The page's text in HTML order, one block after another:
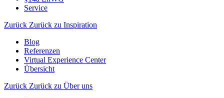
Service
Zurück Zurück zu Inspiration
Blog
Referenzen
Virtual Experience Center
Übersicht
Zurück Zurück zu Über uns